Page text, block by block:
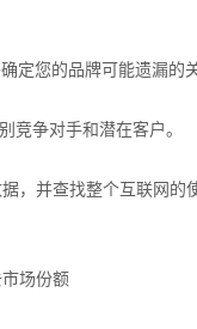
定您的品牌可能遗漏的
竞争对手和潜在客户。
，并查找整个互联网
场份额